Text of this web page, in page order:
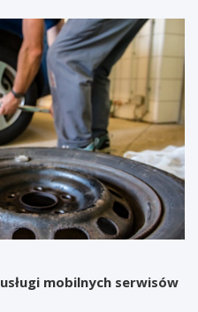
mobilnych serwisów